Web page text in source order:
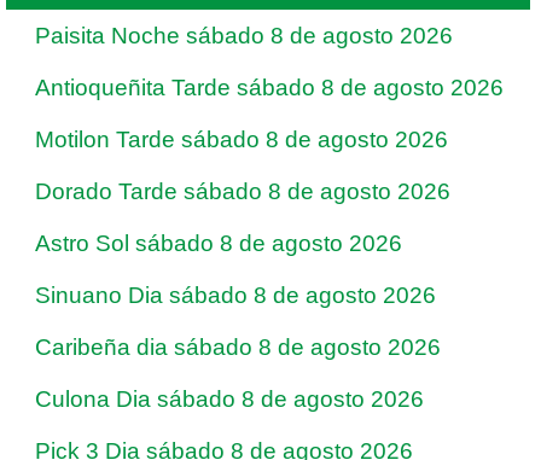
Paisita Noche sábado 8 de agosto 2026
Antioqueñita Tarde sábado 8 de agosto 2026
Motilon Tarde sábado 8 de agosto 2026
Dorado Tarde sábado 8 de agosto 2026
Astro Sol sábado 8 de agosto 2026
Sinuano Dia sábado 8 de agosto 2026
Caribeña dia sábado 8 de agosto 2026
Culona Dia sábado 8 de agosto 2026
Pick 3 Dia sábado 8 de agosto 2026